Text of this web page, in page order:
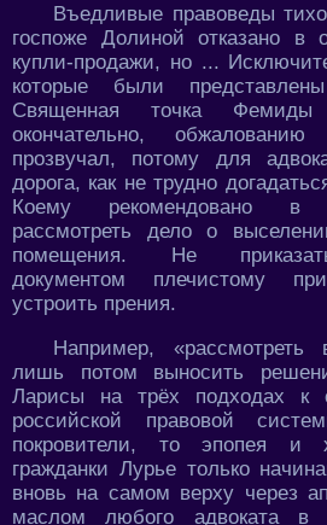
Въедливые правоведы
госпоже Долиной отказано в
купли-продажи, но ...
которые были
Священная точка Фемиды
окончательно,
прозвучал, потому для
дорога, как не трудно
Коему рекомендовано в
рассмотреть дело о
помещения. Не
документом плечистому
устроить прения.
Например, «рассмотреть
лишь потом выносить
Ларисы на трёх подходах к
российской правовой
покровители, то эпопея и
гражданки Лурье только
вновь на самом верху через
маслом любого адвоката в